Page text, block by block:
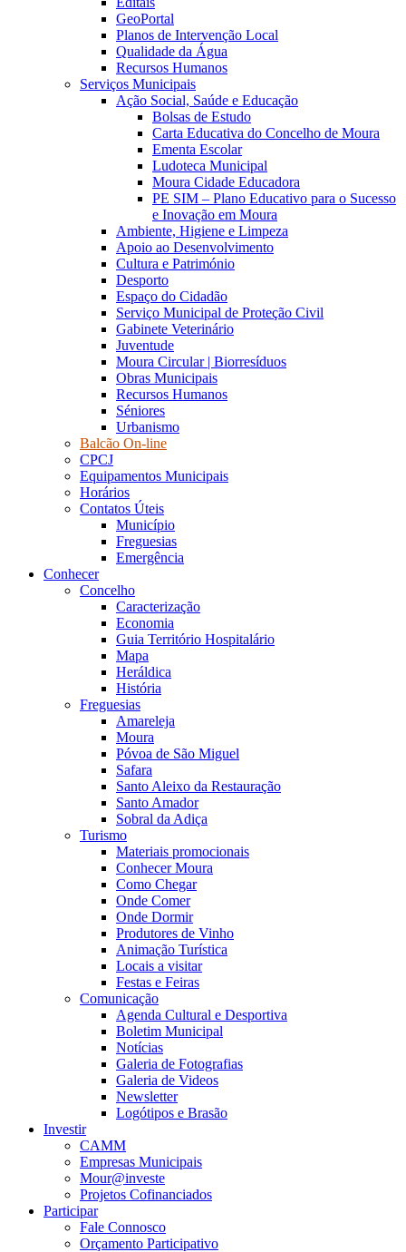
GeoPortal
Planos de Intervenção Local
Qualidade da Água
Recursos Humanos
Serviços Municipais
Ação Social, Saúde e Educação
Bolsas de Estudo
Carta Educativa do Concelho de Moura
Ementa Escolar
Ludoteca Municipal
Moura Cidade Educadora
PE SIM – Plano Educativo para o Sucesso
e Inovação em Moura
Ambiente, Higiene e Limpeza
Apoio ao Desenvolvimento
Cultura e Património
Desporto
Espaço do Cidadão
Serviço Municipal de Proteção Civil
Gabinete Veterinário
Juventude
Moura Circular | Biorresíduos
Obras Municipais
Recursos Humanos
Séniores
Urbanismo
Balcão On-line
CPCJ
Equipamentos Municipais
Horários
Contatos Úteis
Município
Freguesias
Emergência
Conhecer
Concelho
Caracterização
Economia
Guia Território Hospitalário
Mapa
Heráldica
História
Freguesias
Amareleja
Moura
Póvoa de São Miguel
Safara
Santo Aleixo da Restauração
Santo Amador
Sobral da Adiça
Turismo
Materiais promocionais
Conhecer Moura
Como Chegar
Onde Comer
Onde Dormir
Produtores de Vinho
Animação Turística
Locais a visitar
Festas e Feiras
Comunicação
Agenda Cultural e Desportiva
Boletim Municipal
Notícias
Galeria de Fotografias
Galeria de Videos
Newsletter
Logótipos e Brasão
Investir
CAMM
Empresas Municipais
Mour@investe
Projetos Cofinanciados
Participar
Fale Connosco
Orçamento Participativo